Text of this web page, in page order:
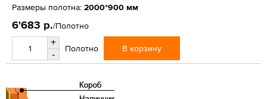
Размеры полотна: 2000*900 мм
6'683 р./Полотно
+
-
Полотно В корзину